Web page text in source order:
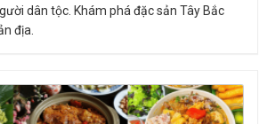
dân tộc. Khám phá đặc sản Tây Bắc
địa.